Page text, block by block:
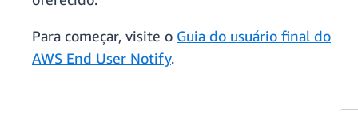
Para começar, visite o Guia do usuário final do
AWS End User Notify.